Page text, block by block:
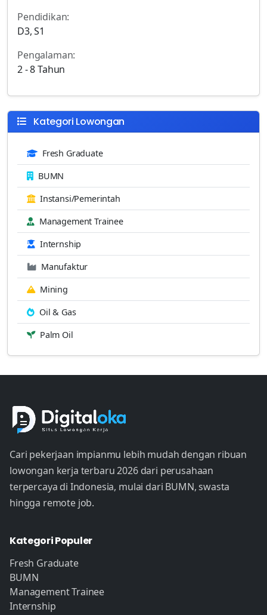
Pendidikan:
D3, S1
Pengalaman:
2 - 8 Tahun
Kategori Lowongan
Fresh Graduate
BUMN
Instansi/Pemerintah
Management Trainee
Internship
Manufaktur
Mining
Oil & Gas
Palm Oil
Cari pekerjaan impianmu lebih mudah dengan ribuan
lowongan kerja terbaru 2026 dari perusahaan
terpercaya di Indonesia, mulai dari BUMN, swasta
hingga remote job.
Kategori Populer
Fresh Graduate
BUMN
Management Trainee
Internship